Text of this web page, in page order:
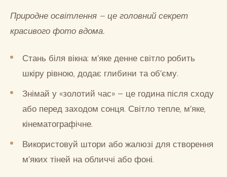
Природне освітлення – це головний секрет
красивого фото вдома.
Стань біля вікна: м’яке денне світло робить
шкіру рівною, додає глибини та об’єму.
Знімай у «золотий час» – це година після сходу
або перед заходом сонця. Світло тепле, м’яке,
кінематографічне.
Використовуй штори або жалюзі для створення
м’яких тіней на обличчі або фоні.